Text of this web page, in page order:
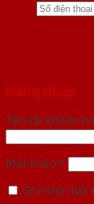
Đăng nhập
Tên tài khoản
Mật khẩu *
Ghi nhớ mật